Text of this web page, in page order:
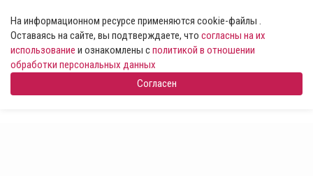
На информационном ресурсе применяются cookie-файлы .
Оставаясь на сайте, вы подтверждаете, что согласны на их
использование и ознакомлены сполитикой в отношении
обработки персональных данных
Согласен